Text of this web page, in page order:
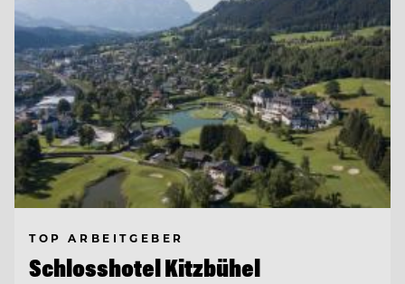
TOP ARBEITGEBER
Schlosshotel Kitzbühel